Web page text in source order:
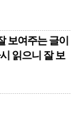
보여주는 글이
읽으니 잘 보